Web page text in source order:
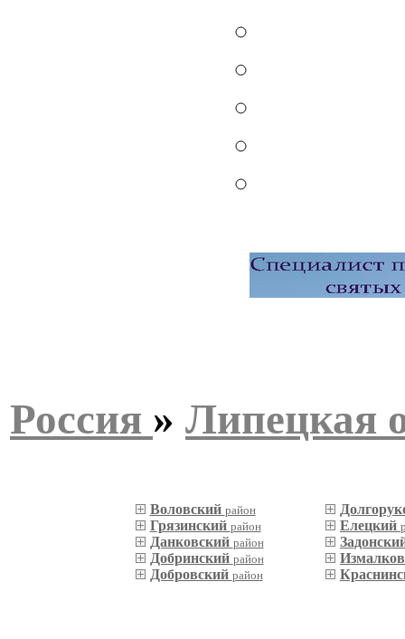
Россия » Липецкая
Воловский район
Грязинский район
Данковский район
Добринский район
Добровский район
Елецкий